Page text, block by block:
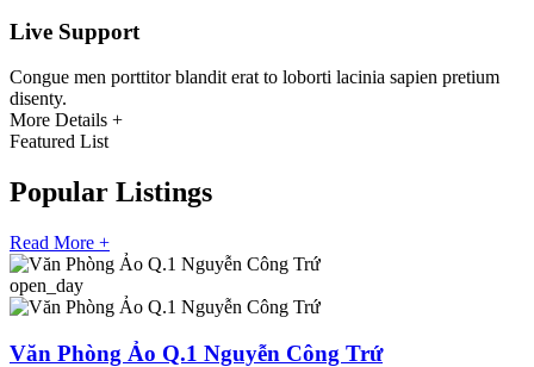
Live Support
Congue men porttitor blandit erat to loborti lacinia sapien pretium
disenty.
More Details +
Featured List
Popular Listings
Read More +
open_day
Văn Phòng Ảo Q.1 Nguyễn Công Trứ